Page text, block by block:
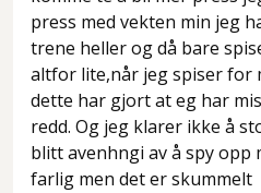
press med vekten min jeg
trene heller og då bare
altfor lite,når jeg spiser for
dette har gjort at eg har
redd. Og jeg klarer ikke å
blitt avenhngi av å spy
farlig men det er skummelt